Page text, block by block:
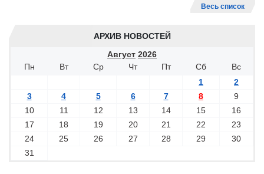
Весь список
АРХИВ НОВОСТЕЙ
Август 2026
Пн
Вт Ср Чт Пт Сб
Вс
1
2
3
4 5 6 7 8
9
10
11 12 13 14 15
16
17
18 19 20 21 22
23
24
25 26 27 28 29
30
31